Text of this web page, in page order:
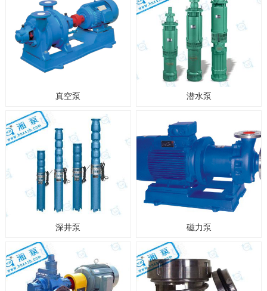
真空泵 潜水泵
深井泵 磁力泵